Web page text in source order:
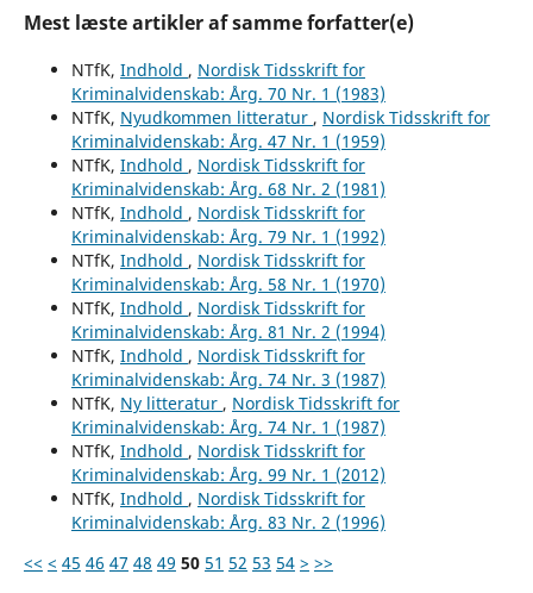
Mest læste artikler af samme forfatter(e)
NTfK, Indhold , Nordisk Tidsskrift for
Kriminalvidenskab: Årg. 70 Nr. 1 (1983)
NTfK, Nyudkommen litteratur , Nordisk Tidsskrift for
Kriminalvidenskab: Årg. 47 Nr. 1 (1959)
NTfK, Indhold , Nordisk Tidsskrift for
Kriminalvidenskab: Årg. 68 Nr. 2 (1981)
NTfK, Indhold , Nordisk Tidsskrift for
Kriminalvidenskab: Årg. 79 Nr. 1 (1992)
NTfK, Indhold , Nordisk Tidsskrift for
Kriminalvidenskab: Årg. 58 Nr. 1 (1970)
NTfK, Indhold , Nordisk Tidsskrift for
Kriminalvidenskab: Årg. 81 Nr. 2 (1994)
NTfK, Indhold , Nordisk Tidsskrift for
Kriminalvidenskab: Årg. 74 Nr. 3 (1987)
NTfK, Ny litteratur , Nordisk Tidsskrift for
Kriminalvidenskab: Årg. 74 Nr. 1 (1987)
NTfK, Indhold , Nordisk Tidsskrift for
Kriminalvidenskab: Årg. 99 Nr. 1 (2012)
NTfK, Indhold , Nordisk Tidsskrift for
Kriminalvidenskab: Årg. 83 Nr. 2 (1996)
<< < 45 46 47 48 49 50 51 52 53 54 > >>